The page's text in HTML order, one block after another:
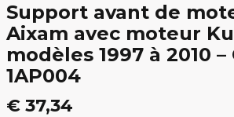
Support avant de
Aixam avec moteur
modèles 1997 à 2010 –
1AP004
€ 37,34